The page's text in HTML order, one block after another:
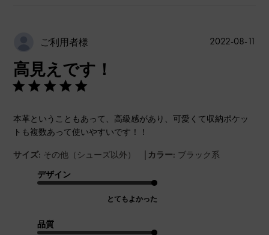
ご利用者様
高見えです！
本革ということもあって、高級感があり、可愛くて収納ポケッ
トも複数あって使いやすいです！！
サイズ: その他（シューズ以外） | カラー: ブラック系
デザイン
とてもよかった
品質
2022-08-11